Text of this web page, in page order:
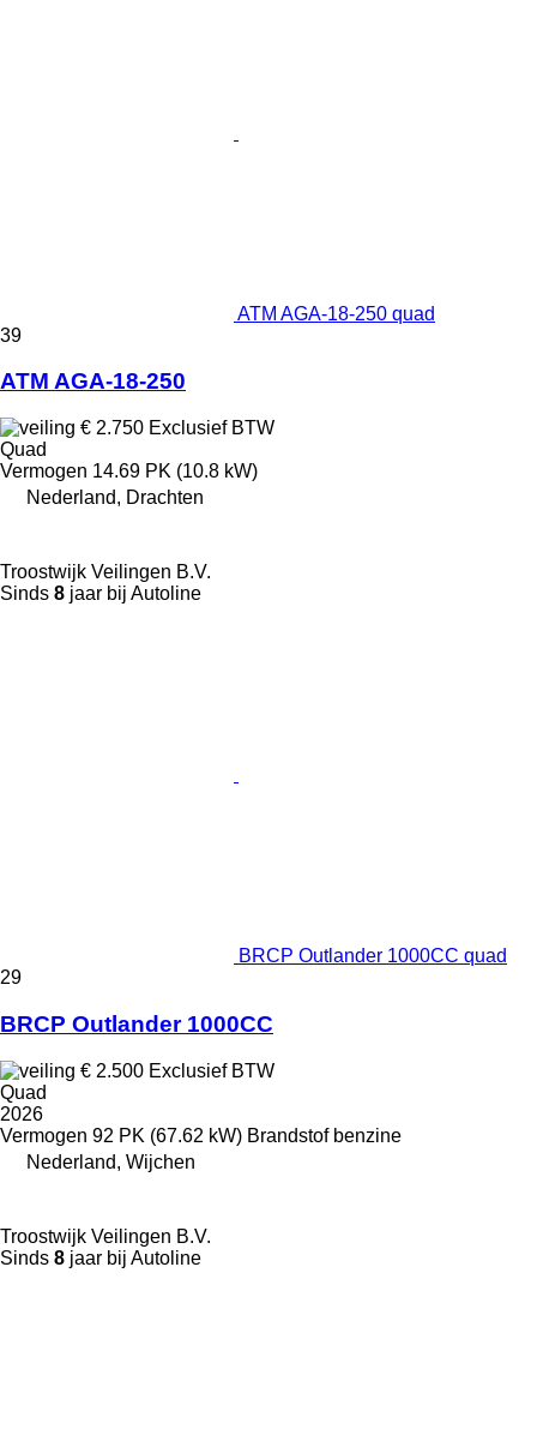
ATM AGA-18-250 quad
39
ATM AGA-18-250
€ 2.750 Exclusief BTW
Quad
Vermogen 14.69 PK (10.8 kW)
Nederland, Drachten
Troostwijk Veilingen B.V.
Sinds 8 jaar bij Autoline
BRCP Outlander 1000CC quad
29
BRCP Outlander 1000CC
€ 2.500 Exclusief BTW
Quad
2026
Vermogen 92 PK (67.62 kW) Brandstof benzine
Nederland, Wijchen
Troostwijk Veilingen B.V.
Sinds 8 jaar bij Autoline